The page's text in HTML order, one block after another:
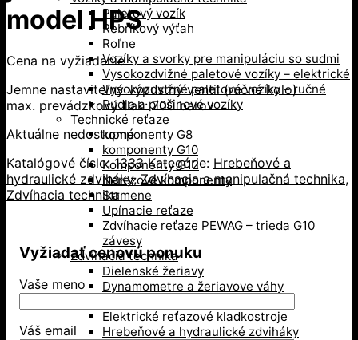
Paletový vozík
Rebríkový výťah
Roľne
Vozíky a svorky pre manipuláciu so sudmi
Vysokozdvižné paletové vozíky – elektrické
Vysokozdvižné paletové vozíky – ručné
Rudle a plošinové vozíky
Technické reťaze
komponenty G8
komponenty G10
Komponenty G12
Nerezové komponenty
Strmene
Upínacie reťaze
Zdvíhacie reťaze PEWAG – trieda G10
závesy
Zdvíhacia technika
Dielenské žeriavy
Dynamometre a žeriavove váhy
Elektrické reťazové kladkostroje
Hrebeňové a hydraulické zdviháky
model HPS
Cena na vyžiadanie
Jemne nastaviteľný výpustný ventil (ručné kolo)
max. prevádzkový tlak: 700 barov
Aktuálne nedostupné
Katalógové číslo:1333 Kategórie: Hrebeňové a
hydraulické zdviháky,Zdvíhacia a manipulačná technika,
Zdvíhacia technika
Vyžiadať cenovú ponuku
Vaše meno
Váš email